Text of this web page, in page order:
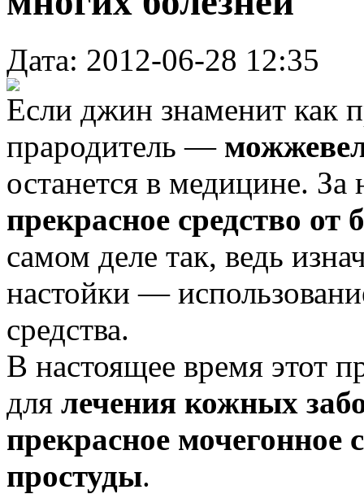
Дата: 2012-06-28 12:35
Если джин знаменит как
прародитель —
останется в медицине. За
прекрасное средство от
самом деле так, ведь
настойки —
средства.
В настоящее время этот
для лечения кожных
прекрасное мочегонное
простуды.